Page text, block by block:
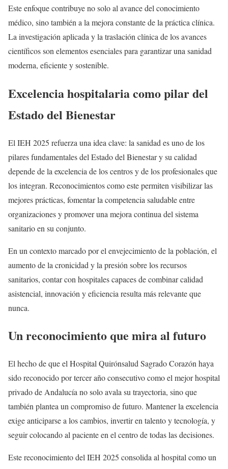
Este enfoque contribuye no solo al avance del conocimiento
médico, sino también a la mejora constante de la práctica clínica.
La investigación aplicada y la traslación clínica de los avances
científicos son elementos esenciales para garantizar una sanidad
moderna, eficiente y sostenible.
Excelencia hospitalaria como pilar del
Estado del Bienestar
El IEH 2025 refuerza una idea clave: la sanidad es uno de los
pilares fundamentales del Estado del Bienestar y su calidad
depende de la excelencia de los centros y de los profesionales que
los integran. Reconocimientos como este permiten visibilizar las
mejores prácticas, fomentar la competencia saludable entre
organizaciones y promover una mejora continua del sistema
sanitario en su conjunto.
En un contexto marcado por el envejecimiento de la población, el
aumento de la cronicidad y la presión sobre los recursos
sanitarios, contar con hospitales capaces de combinar calidad
asistencial, innovación y eficiencia resulta más relevante que
nunca.
Un reconocimiento que mira al futuro
El hecho de que el Hospital Quirónsalud Sagrado Corazón haya
sido reconocido por tercer año consecutivo como el mejor hospital
privado de Andalucía no solo avala su trayectoria, sino que
también plantea un compromiso de futuro. Mantener la excelencia
exige anticiparse a los cambios, invertir en talento y tecnología, y
seguir colocando al paciente en el centro de todas las decisiones.
Este reconocimiento del IEH 2025 consolida al hospital como un